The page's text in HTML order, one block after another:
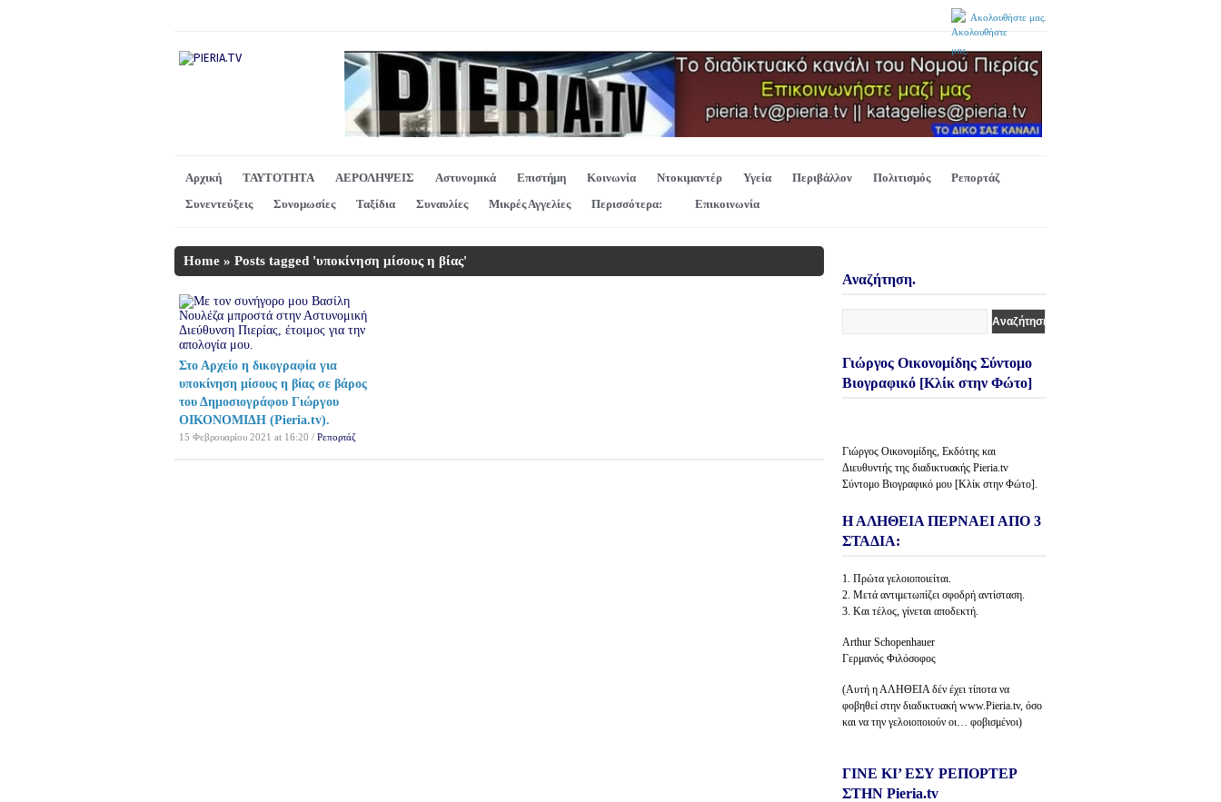
Ακολουθήστε μας.
Αρχική ΤΑΥΤΟΤΗΤΑ ΑΕΡΟΛΗΨΕΙΣ Αστυνομικά Επιστήμη Κοινωνία Ντοκιμαντέρ Υγεία Περιβάλλον Πολιτισμός
Ρεπορτάζ
Συνεντεύξεις
Συνομωσίες Ταξίδια Συναυλίες Μικρές Αγγελίες Περισσότερα: Επικοινωνία
Home » Posts tagged 'υποκίνηση μίσους η βίας'
Στο Αρχείο η δικογραφία για
υποκίνηση μίσους η βίας σε βάρος
του Δημοσιογράφου Γιώργου
ΟΙΚΟΝΟΜΙΔΗ (Pieria.tv).
15 Φεβρουαρίου 2021 at 16:20 / Ρεπορτάζ
Αναζήτηση.
Γιώργος Οικονομίδης Σύντομο
Βιογραφικό [Κλίκ στην Φώτο]
Γιώργος Οικονομίδης, Εκδότης και
Διευθυντής της διαδικτυακής Pieria.tv
Σύντομο Βιογραφικό μου [Κλίκ στην Φώτο].
Η ΑΛΗΘΕΙΑ ΠΕΡΝΑΕΙ ΑΠΟ 3
ΣΤΑΔΙΑ:
1. Πρώτα γελοιοποιείται.
2. Μετά αντιμετωπίζει σφοδρή αντίσταση.
3. Και τέλος, γίνεται αποδεκτή.
Arthur Schopenhauer
Γερμανός Φιλόσοφος
(Αυτή η ΑΛΗΘΕΙΑ δέν έχει τίποτα να
φοβηθεί στην διαδικτυακή www.Pieria.tv, όσο
και να την γελοιοποιούν οι… φοβισμένοι)
ΓΙΝΕ ΚΙ’ ΕΣΥ ΡΕΠΟΡΤΕΡ
ΣΤΗΝ Pieria.tv